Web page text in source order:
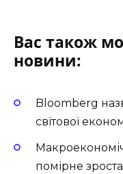
Вас також
новини:
Bloomberg
світової
помірне